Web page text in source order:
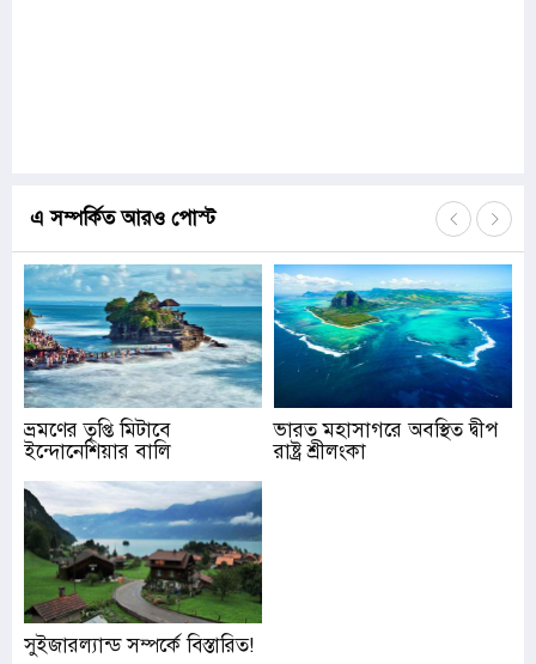
এ সম্পর্কিত আরও পোস্ট
ভ্রমণের তৃপ্তি মিটাবে
ইন্দোনেশিয়ার বালি
ভারত মহাসাগরে অবস্থিত দ্বীপ
রাষ্ট্র শ্রীলংকা
সুইজারল্যান্ড সম্পর্কে বিস্তারিত!